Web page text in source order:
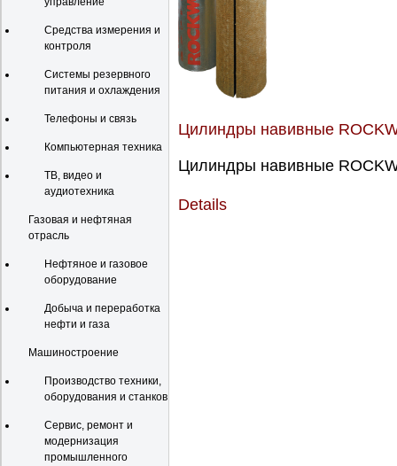
Средства измерения и
контроля
Системы резервного
питания и охлаждения
Телефоны и связь
Компьютерная техника
ТВ, видео и
аудиотехника
Газовая и нефтяная
отрасль
Нефтяное и газовое
оборудование
Добыча и переработка
нефти и газа
Машиностроение
Производство техники,
оборудования и станков
Сервис, ремонт и
модернизация
промышленного
Цилиндры навивные
Цилиндры навивные
Details